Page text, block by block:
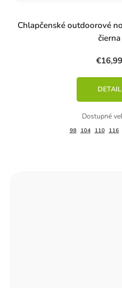
Chlapčenské outdoorové
čierna
€16,99
DETAIL
98 104 110 116